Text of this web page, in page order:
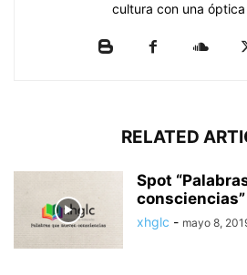
cultura con una
RELATED
Spot
consciencias”
xhglc - mayo 8,